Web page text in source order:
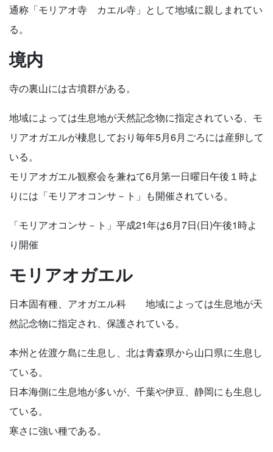
通称「モリアオ寺 カエル寺」として地域に親しまれてい
る。
境内
寺の裏山には古墳群がある。
地域によっては生息地が天然記念物に指定されている、モ
リアオガエルが棲息しており毎年5月6月ごろには産卵して
いる。
モリアオガエル観察会を兼ねて6月第一日曜日午後１時よ
りには「モリアオコンサ－ト」も開催されている。
「モリアオコンサ－ト」平成21年は6月7日(日)午後1時よ
り開催
モリアオガエル
日本固有種、アオガエル科 地域によっては生息地が天
然記念物に指定され、保護されている。
本州と佐渡ケ島に生息し、北は青森県から山口県に生息し
ている。
日本海側に生息地が多いが、千葉や伊豆、静岡にも生息し
ている。
寒さに強い種である。